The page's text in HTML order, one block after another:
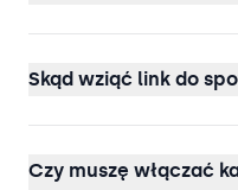
Skąd wziąć link do
Czy muszę włączać